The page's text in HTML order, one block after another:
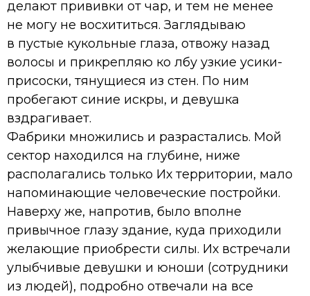
делают прививки от чар, и тем не менее
не могу не восхититься. Заглядываю
в пустые кукольные глаза, отвожу назад
волосы и прикрепляю ко лбу узкие усики-
присоски, тянущиеся из стен. По ним
пробегают синие искры, и девушка
вздрагивает.
Фабрики множились и разрастались. Мой
сектор находился на глубине, ниже
располагались только Их территории, мало
напоминающие человеческие постройки.
Наверху же, напротив, было вполне
привычное глазу здание, куда приходили
желающие приобрести силы. Их встречали
улыбчивые девушки и юноши (сотрудники
из людей), подробно отвечали на все